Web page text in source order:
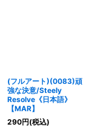
(フルアート)(0083)頑
強な決意/Steely
Resolve《日本語》
【MAR】
290円(税込)